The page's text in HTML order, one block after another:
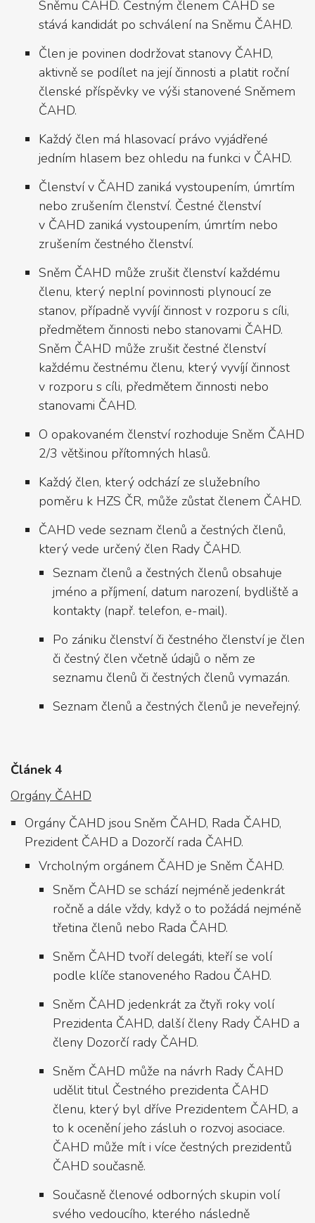
Sněmu ČAHD. Čestným členem ČAHD se
stává kandidát po schválení na Sněmu ČAHD.
Člen je povinen dodržovat stanovy ČAHD,
aktivně se podílet na její činnosti a platit roční
členské příspěvky ve výši stanovené Sněmem
ČAHD.
Každý člen má hlasovací právo vyjádřené
jedním hlasem bez ohledu na funkci v ČAHD.
Členství v ČAHD zaniká vystoupením, úmrtím
nebo zrušením členství. Čestné členství
v ČAHD zaniká vystoupením, úmrtím nebo
zrušením čestného členství.
Sněm ČAHD může zrušit členství každému
členu, který neplní povinnosti plynoucí ze
stanov, případně vyvíjí činnost v rozporu s cíli,
předmětem činnosti nebo stanovami ČAHD.
Sněm ČAHD může zrušit čestné členství
každému čestnému členu, který vyvíjí činnost
v rozporu s cíli, předmětem činnosti nebo
stanovami ČAHD.
O opakovaném členství rozhoduje Sněm ČAHD
2/3 většinou přítomných hlasů.
Každý člen, který odchází ze služebního
poměru k HZS ČR, může zůstat členem ČAHD.
ČAHD vede seznam členů a čestných členů,
který vede určený člen Rady ČAHD.
Seznam členů a čestných členů obsahuje
jméno a příjmení, datum narození, bydliště a
kontakty (např. telefon, e-mail).
Po zániku členství či čestného členství je člen
či čestný člen včetně údajů o něm ze
seznamu členů či čestných členů vymazán.
Seznam členů a čestných členů je neveřejný.
Článek 4
Orgány ČAHD
Orgány ČAHD jsou Sněm ČAHD, Rada ČAHD,
Prezident ČAHD a Dozorčí rada ČAHD.
Vrcholným orgánem ČAHD je Sněm ČAHD.
Sněm ČAHD se schází nejméně jedenkrát
ročně a dále vždy, když o to požádá nejméně
třetina členů nebo Rada ČAHD.
Sněm ČAHD tvoří delegáti, kteří se volí
podle klíče stanoveného Radou ČAHD.
Sněm ČAHD jedenkrát za čtyři roky volí
Prezidenta ČAHD, další členy Rady ČAHD a
členy Dozorčí rady ČAHD.
Sněm ČAHD může na návrh Rady ČAHD
udělit titul Čestného prezidenta ČAHD
členu, který byl dříve Prezidentem ČAHD, a
to k ocenění jeho zásluh o rozvoj asociace.
ČAHD může mít i více čestných prezidentů
ČAHD současně.
Současně členové odborných skupin volí
svého vedoucího, kterého následně